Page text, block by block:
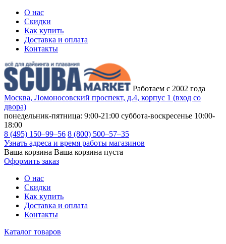
О нас
Скидки
Как купить
Доставка и оплата
Контакты
Работаем с 2002 года
Москва, Ломоносовский проспект, д.4, корпус 1 (вход со
двора)
понедельник-пятница: 9:00-21:00 суббота-воскресенье 10:00-
18:00
8 (495) 150–99–56 8 (800) 500–57–35
Узнать адреса и время работы магазинов
Ваша корзина Ваша корзина пуста
Оформить заказ
О нас
Скидки
Как купить
Доставка и оплата
Контакты
Каталог товаров